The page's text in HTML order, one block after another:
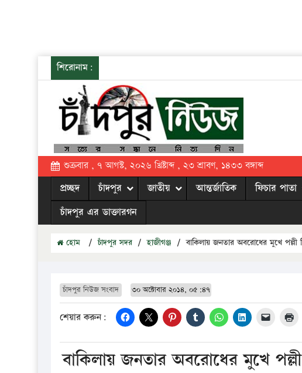
শিরোনাম:
শুক্রবার , ৭ আগস্ট, ২০২৬ খ্রিষ্টাব্দ , ২৩ শ্রাবণ, ১৪৩৩ বঙ্গাব্দ
প্রচ্ছদ চাঁদপুর জাতীয় আন্তর্জাতিক ফিচার পাতা
চাঁদপুর এর ডাক্তারগন
হোম / চাঁদপুর সদর / হাজীগঞ্জ / বাকিলায় জনতার অবরোধের মুখে পল্লী
চাঁদপুর নিউজ সংবাদ ৩০ অক্টোবার ২০১৪, ০৫:৪৭
শেয়ার করুন:
বাকিলায় জনতার অবরোধের মুখে পল্লী